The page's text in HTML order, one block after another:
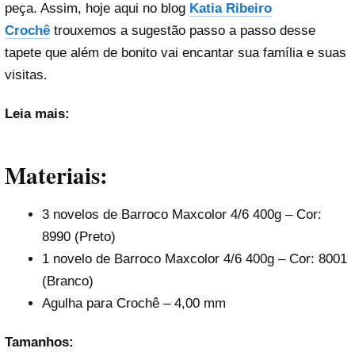
peça. Assim, hoje aqui no blog Katia Ribeiro
Crochê trouxemos a sugestão passo a passo desse
tapete que além de bonito vai encantar sua família e suas
visitas.
Leia mais:
Materiais:
3 novelos de Barroco Maxcolor 4/6 400g – Cor:
8990 (Preto)
1 novelo de Barroco Maxcolor 4/6 400g – Cor: 8001
(Branco)
Agulha para Crochê – 4,00 mm
Tamanhos: